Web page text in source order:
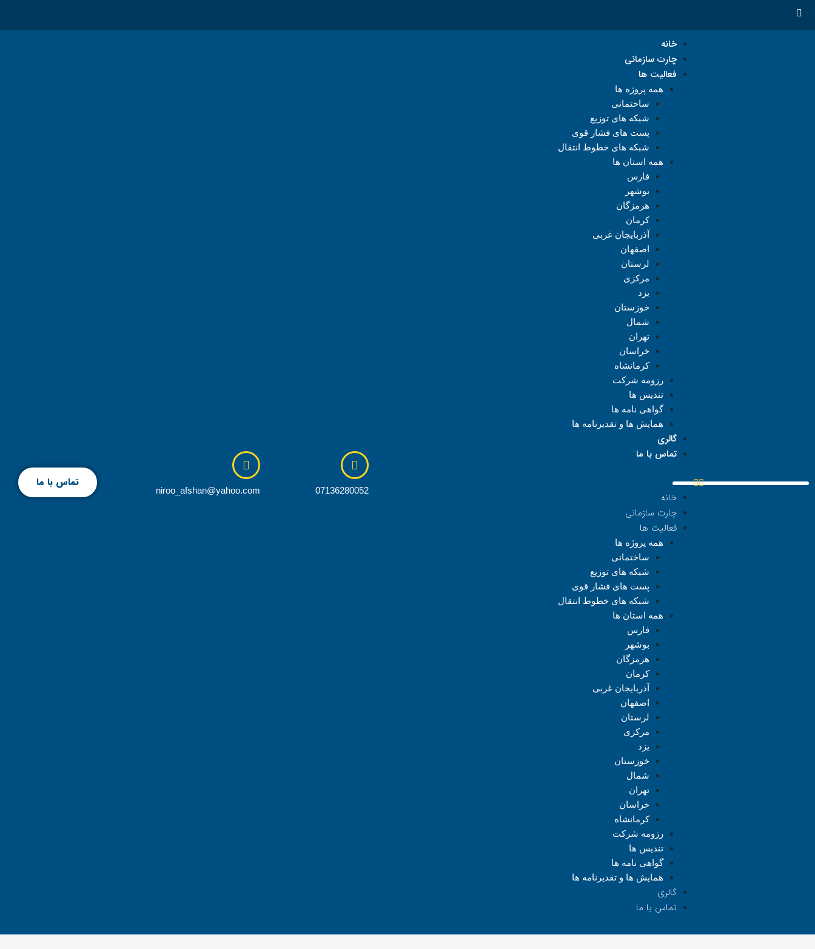
خانه
چارت سازمانی
فعالیت ها
همه پروژه ها
ساختمانی
شبکه های توزیع
پست های فشار قوی
شبکه های خطوط انتقال
همه استان ها
فارس
بوشهر
هرمزگان
کرمان
آذربایجان غربی
اصفهان
لرستان
مرکزی
یزد
خوزستان
شمال
تهران
خراسان
کرمانشاه
رزومه شرکت
تندیس ها
گواهی نامه ها
همایش ها و تقدیرنامه ها
گالری
تماس با ما
خانه
چارت سازمانی
فعالیت ها
همه پروژه ها
ساختمانی
شبکه های توزیع
پست های فشار قوی
شبکه های خطوط انتقال
همه استان ها
فارس
بوشهر
هرمزگان
کرمان
آذربایجان غربی
اصفهان
لرستان
مرکزی
یزد
خوزستان
شمال
تهران
خراسان
کرمانشاه
رزومه شرکت
تندیس ها
گواهی نامه ها
همایش ها و تقدیرنامه ها
گالری
تماس با ما
07136280052
niroo_afshan@yahoo.com
تماس با ما